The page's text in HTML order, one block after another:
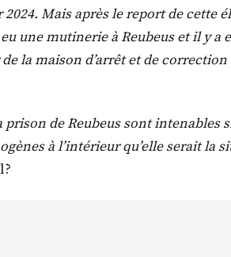
Mais après le report de cette
une mutinerie à Reubeus et il y a
la maison d’arrêt et de correction
de Reubeus sont intenables
à l’intérieur qu’elle serait la